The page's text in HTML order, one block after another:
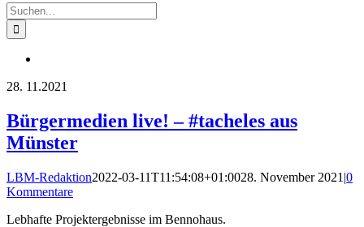
Suche
nach:
28. 11.2021
Bürgermedien live! – #tacheles aus
Münster
LBM-Redaktion2022-03-11T11:54:08+01:0028. November 2021 |0
Kommentare
Lebhafte Projektergebnisse im Bennohaus.